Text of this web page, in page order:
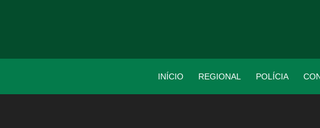
INÍCIO REGIONAL POLÍCIA